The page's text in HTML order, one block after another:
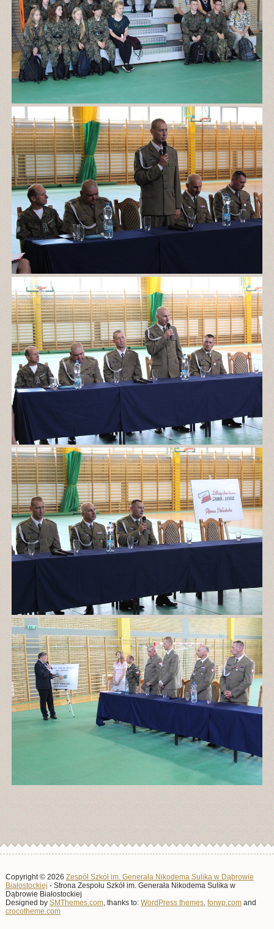
Copyright © 2026 Zespół Szkół im. Generała Nikodema Sulika w Dąbrowie
Białostockiej - Strona Zespołu Szkół im. Generała Nikodema Sulika w
Dąbrowie Białostockiej
Designed by SMThemes.com, thanks to: WordPress themes, forwp.comand
crocotheme.com